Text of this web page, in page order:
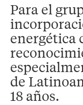
Para el
energética
de
18 años.